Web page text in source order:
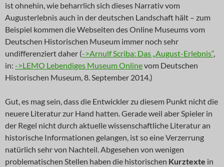
ist ohnehin, wie beharrlich sich dieses Narrativ vom
Augusterlebnis auch in der deutschen Landschaft hält – zum
Beispiel kommen die Webseiten des Online Museums vom
Deutschen Historischen Museum immer noch sehr
undifferenziert daher (->Arnulf Scriba: Das „August-Erlebnis“,
in: ->LEMO Lebendiges Museum Onlinevom Deutschen
Historischen Museum, 8. September 2014.)
Gut, es mag sein, dass die Entwickler zu diesem Punkt nicht die
neuere Literatur zur Hand hatten. Gerade weil aber Spieler in
der Regel nicht durch aktuelle wissenschaftliche Literatur an
historische Informationen gelangen, ist so eine Verzerrung
natürlich sehr von Nachteil. Abgesehen von wenigen
problematischen Stellen haben die historischen Kurztexte in